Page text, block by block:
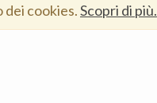
cookies.Scopri di più.